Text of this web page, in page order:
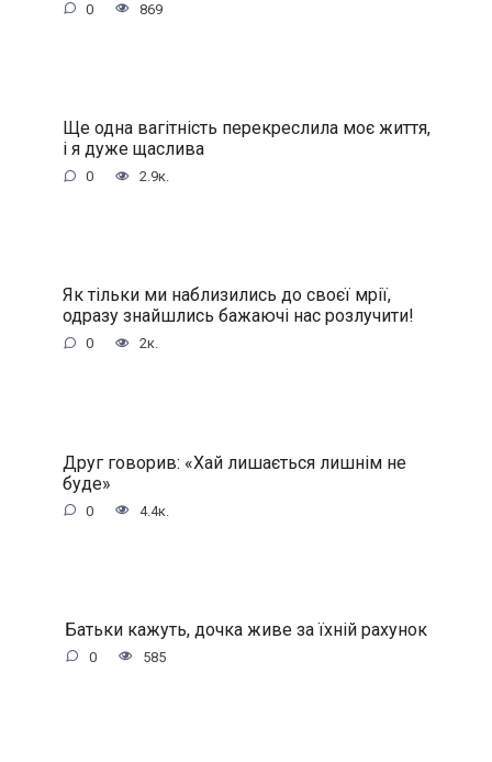
0 869
Ще одна вагітність перекреслила моє життя,
і я дуже щаслива
0 2.9к.
Як тільки ми наблизились до своєї мрії,
одразу знайшлись бажаючі нас розлучити!
0 2к.
Друг говорив: «Хай лишається лишнім не
буде»
0 4.4к.
Батьки кажуть, дочка живе за їхній рахунок
0 585